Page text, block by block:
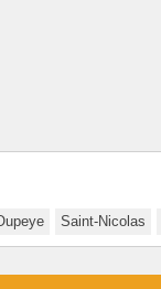
Saint-Nicolas